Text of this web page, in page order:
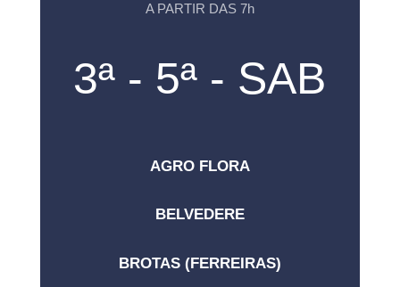
A PARTIR DAS 7h
3ª - 5ª - SAB
AGRO FLORA
BELVEDERE
BROTAS (FERREIRAS)